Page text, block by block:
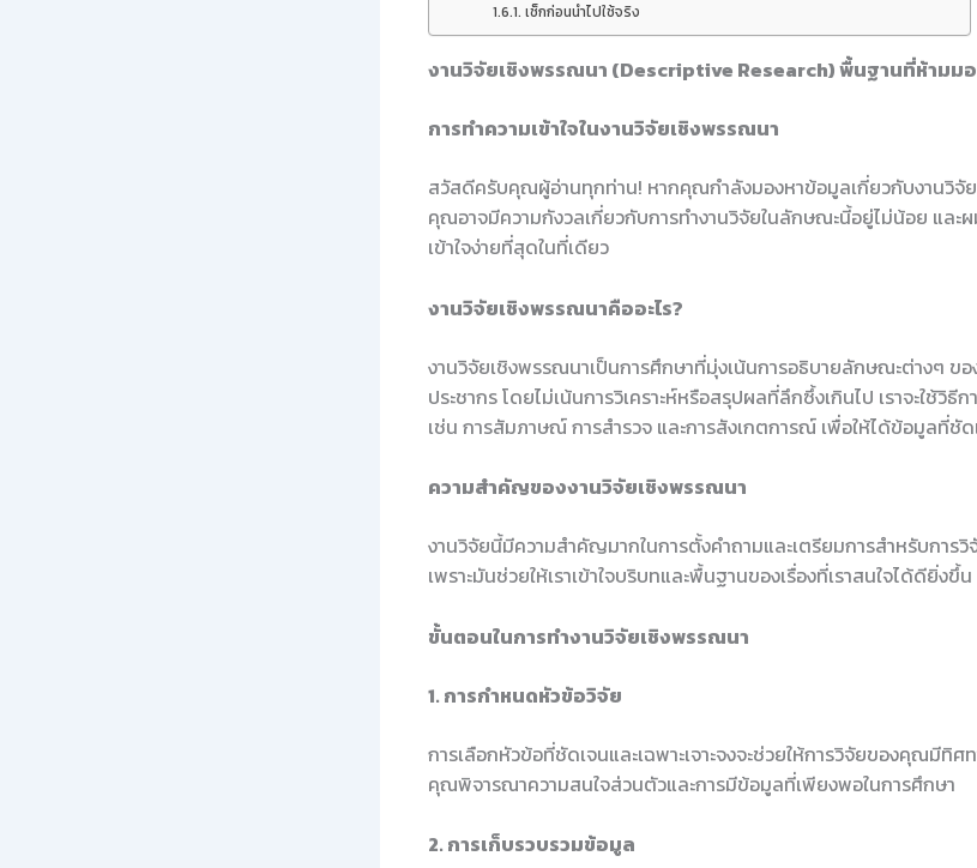
เช็กก่อนนำไปใช้จริง
งานวิจัยเชิงพรรณนา (Descriptive Research) พื้นฐานที่ห้ามม
การทำความเข้าใจในงานวิจัยเชิงพรรณนา
สวัสดีครับคุณผู้อ่านทุกท่าน! หากคุณกำลังมองหาข้อมูลเกี่ยวกับงานวิจัย
คุณอาจมีความกังวลเกี่ยวกับการทำงานวิจัยในลักษณะนี้อยู่ไม่น้อย และ
เข้าใจง่ายที่สุดในที่เดียว
งานวิจัยเชิงพรรณนาคืออะไร?
งานวิจัยเชิงพรรณนาเป็นการศึกษาที่มุ่งเน้นการอธิบายลักษณะต่างๆ ข
ประชากร โดยไม่เน้นการวิเคราะห์หรือสรุปผลที่ลึกซึ้งเกินไป เราจะใช้วิ
เช่น การสัมภาษณ์ การสำรวจ และการสังเกตการณ์ เพื่อให้ได้ข้อมูลที่ชั
ความสำคัญของงานวิจัยเชิงพรรณนา
งานวิจัยนี้มีความสำคัญมากในการตั้งคำถามและเตรียมการสำหรับการ
เพราะมันช่วยให้เราเข้าใจบริบทและพื้นฐานของเรื่องที่เราสนใจได้ดียิ่งขึ้น
ขั้นตอนในการทำงานวิจัยเชิงพรรณนา
1. การกำหนดหัวข้อวิจัย
การเลือกหัวข้อที่ชัดเจนและเฉพาะเจาะจงจะช่วยให้การวิจัยของคุณมีทิ
คุณพิจารณาความสนใจส่วนตัวและการมีข้อมูลที่เพียงพอในการศึกษา
2. การเก็บรวบรวมข้อมูล